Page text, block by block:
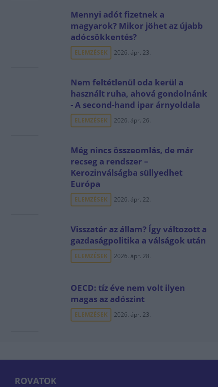
Mennyi adót fizetnek a
magyarok? Mikor jöhet az újabb
adócsökkentés?
ELEMZÉSEK 2026. ápr. 23.
Nem feltétlenül oda kerül a
használt ruha, ahová gondolnánk
- A second-hand ipar árnyoldala
ELEMZÉSEK 2026. ápr. 26.
Még nincs összeomlás, de már
recseg a rendszer –
Kerozinválságba süllyedhet
Európa
ELEMZÉSEK 2026. ápr. 22.
Visszatér az állam? Így változott a
gazdaságpolitika a válságok után
ELEMZÉSEK 2026. ápr. 28.
OECD: tíz éve nem volt ilyen
magas az adószint
ELEMZÉSEK 2026. ápr. 23.
ROVATOK